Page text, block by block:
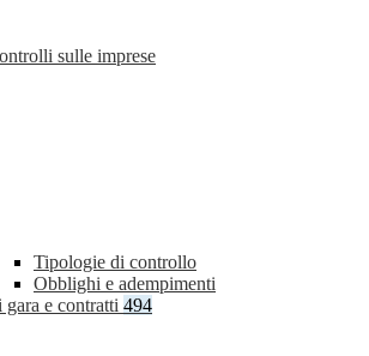
sulle imprese
Tipologie di controllo
Obblighi e adempimenti
e contratti 494